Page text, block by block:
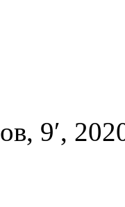
9′,